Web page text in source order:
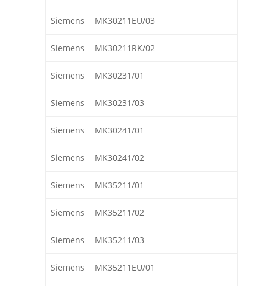
Siemens MK30211EU/03
Siemens MK30211RK/02
Siemens MK30231/01
Siemens MK30231/03
Siemens MK30241/01
Siemens MK30241/02
Siemens MK35211/01
Siemens MK35211/02
Siemens MK35211/03
Siemens MK35211EU/01